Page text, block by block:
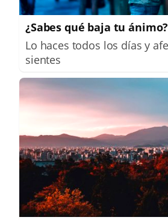
¿Sabes qué baja tu ánimo?
Lo haces todos los días y
sientes